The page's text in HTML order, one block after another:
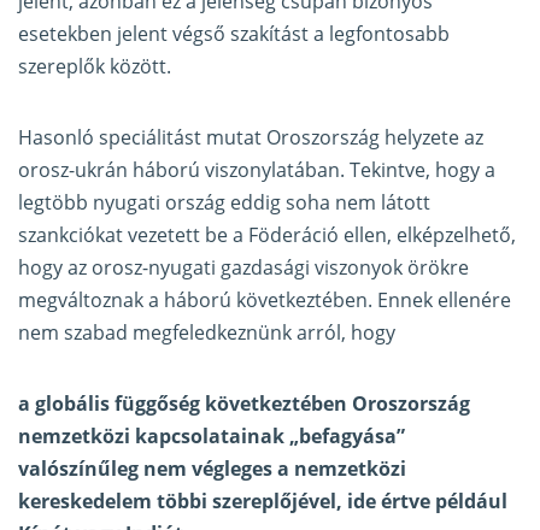
esetekben jelent végső szakítást a legfontosabb
szereplők között.
Hasonló speciálitást mutat Oroszország helyzete az
orosz-ukrán háború viszonylatában. Tekintve, hogy a
legtöbb nyugati ország eddig soha nem látott
szankciókat vezetett be a Föderáció ellen, elképzelhető,
hogy az orosz-nyugati gazdasági viszonyok örökre
megváltoznak a háború következtében. Ennek ellenére
nem szabad megfeledkeznünk arról, hogy
a globális függőség következtében Oroszország
nemzetközi kapcsolatainak „befagyása”
valószínűleg nem végleges a nemzetközi
kereskedelem többi szereplőjével, ide értve például